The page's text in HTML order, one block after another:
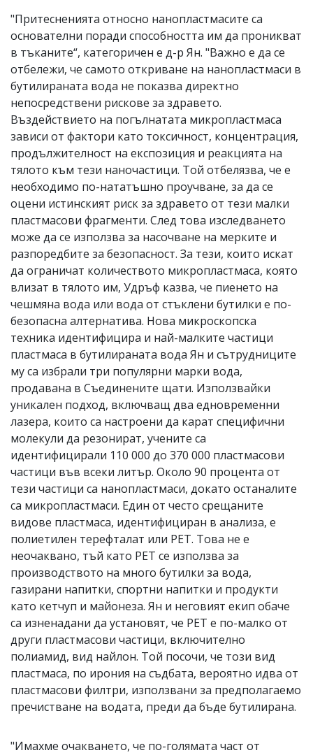
"Притесненията относно нанопластмасите са
основателни поради способността им да проникват
в тъканите“, категоричен е д-р Ян. "Важно е да се
отбележи, че самото откриване на нанопластмаси в
бутилираната вода не показва директно
непосредствени рискове за здравето.
Въздействието на погълнатата микропластмаса
зависи от фактори като токсичност, концентрация,
продължителност на експозиция и реакцията на
тялото към тези наночастици. Той отбелязва, че е
необходимо по-нататъшно проучване, за да се
оцени истинският риск за здравето от тези малки
пластмасови фрагменти. След това изследването
може да се използва за насочване на мерките и
разпоредбите за безопасност. За тези, които искат
да ограничат количеството микропластмаса, която
влизат в тялото им, Удръф казва, че пиенето на
чешмяна вода или вода от стъклени бутилки е по-
безопасна алтернатива. Нова микроскопска
техника идентифицира и най-малките частици
пластмаса в бутилираната вода Ян и сътрудниците
му са избрали три популярни марки вода,
продавана в Съединените щати. Използвайки
уникален подход, включващ два едновременни
лазера, които са настроени да карат специфични
молекули да резонират, учените са
идентифицирали 110 000 до 370 000 пластмасови
частици във всеки литър. Около 90 процента от
тези частици са нанопластмаси, докато останалите
са микропластмаси. Един от често срещаните
видове пластмаса, идентифициран в анализа, е
полиетилен терефталат или PET. Това не е
неочаквано, тъй като PET се използва за
производството на много бутилки за вода,
газирани напитки, спортни напитки и продукти
като кетчуп и майонеза. Ян и неговият екип обаче
са изненадани да установят, че PET е по-малко от
други пластмасови частици, включително
полиамид, вид найлон. Той посочи, че този вид
пластмаса, по ирония на съдбата, вероятно идва от
пластмасови филтри, използвани за предполагаемо
пречистване на водата, преди да бъде бутилирана.
"Имахме очакването, че по-голямата част от